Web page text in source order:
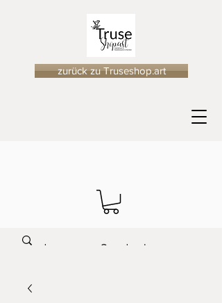
zurück zu Truseshop.art